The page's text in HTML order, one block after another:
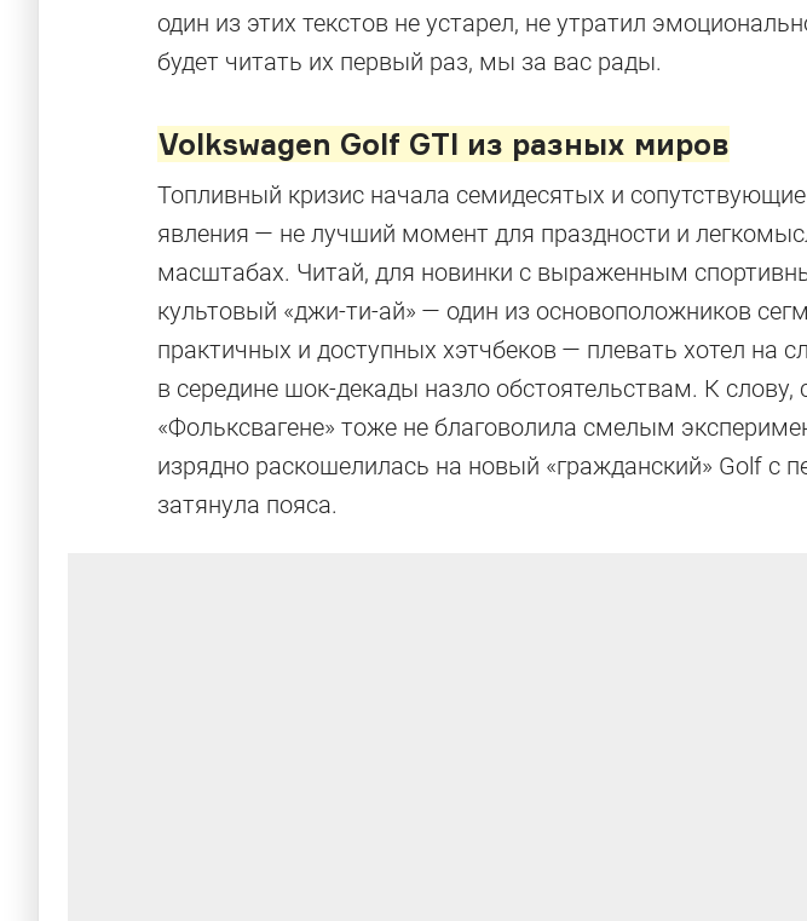
один из этих текстов не устарел, не утратил
будет читать их первый раз, мы за вас рады.
Volkswagen Golf GTI из разных миров
Топливный кризис начала семидесятых и
явления — не лучший момент для праздности и
масштабах. Читай, для новинки с выраженным
культовый «джи-ти-ай» — один из основоположников
практичных и доступных хэтчбеков — плевать хотел на
в середине шок-декады назло обстоятельствам. К слову,
«Фольксвагене» тоже не благоволила смелым
изрядно раскошелилась на новый «гражданский» Golf с
затянула пояса.